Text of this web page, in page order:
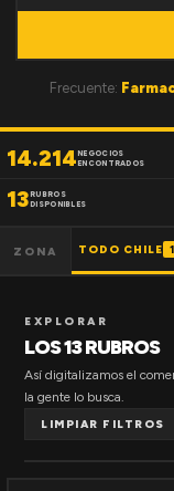
Frecuente:
14.214NEGOCIOS
ENCONTRADOS
13RUBROS
DISPONIBLES
ZONA TODO CHILE
EXPLORAR
LOS 13 RUBROS
Así digitalizamos el
la gente lo busca.
LIMPIAR FILTROS